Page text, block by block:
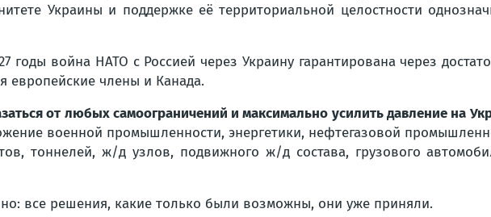
Украины и поддержке её территориальной целостности
годы война НАТО с Россией через Украину гарантирована через
европейские члены и Канада.
от любых самоограничений и максимально усилить давление на
военной промышленности, энергетики, нефтегазовой
тоннелей, ж/д узлов, подвижного ж/д состава, грузового
все решения, какие только были возможны, они уже приняли.